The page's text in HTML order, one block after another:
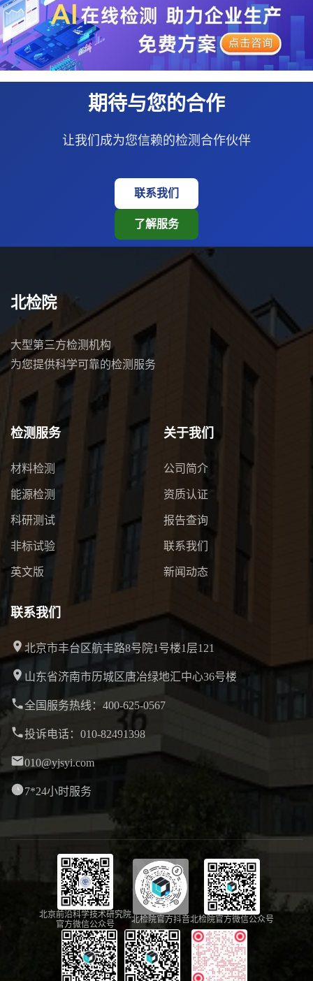
期待与您的合作
让我们成为您信赖的检测合作伙伴
联系我们
了解服务
北检院
大型第三方检测机构
为您提供科学可靠的检测服务
检测服务
材料检测
能源检测
科研测试
非标试验
英文版
关于我们
公司简介
资质认证
报告查询
联系我们
新闻动态
联系我们
北京市丰台区航丰路8号院1号楼1层121
山东省济南市历城区唐冶绿地汇中心36号楼
全国服务热线：400-625-0567
投诉电话：010-82491398
010@yjsyi.com
7*24小时服务
北京前沿科学技术研究院
官方微信公众号
北检院官方抖音北检院官方微信公众号